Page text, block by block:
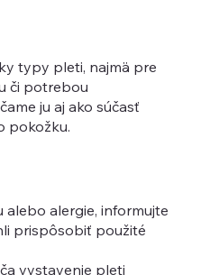
typy pleti, najmä pre
či potrebou
ju aj ako súčasť
pokožku.
alebo alergie, informujte
prispôsobiť použité
vystavenie pleti